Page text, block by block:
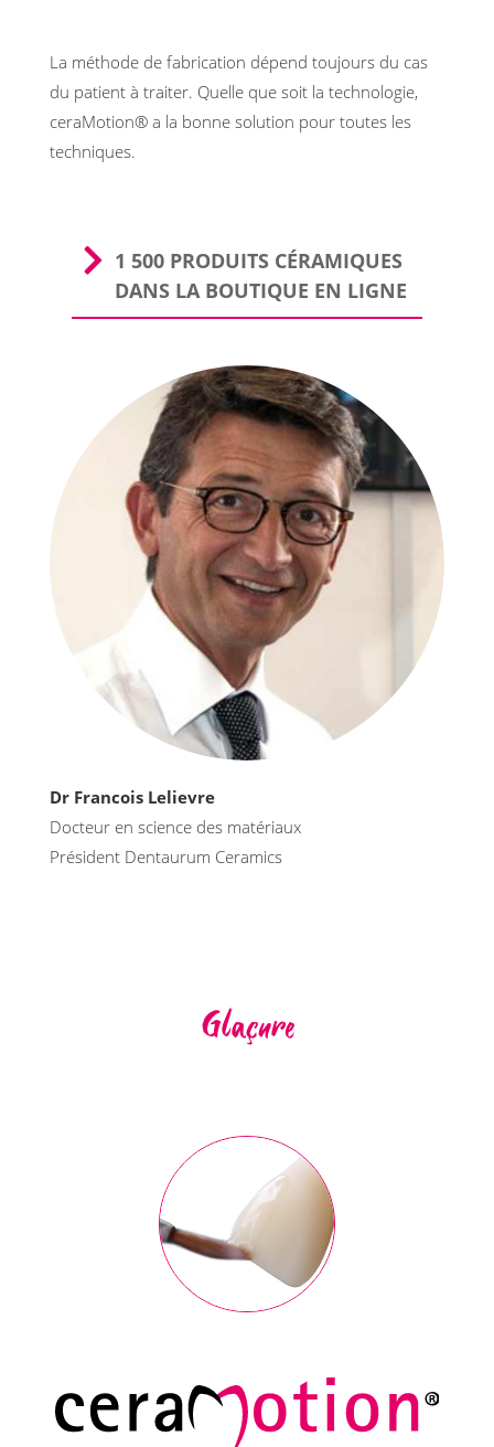
La méthode de fabrication dépend toujours du cas
du patient à traiter. Quelle que soit la technologie,
ceraMotion® a la bonne solution pour toutes les
techniques.
1 500 PRODUITS CÉRAMIQUES
DANS LA BOUTIQUE EN LIGNE
Dr Francois Lelievre
Docteur en science des matériaux
Président Dentaurum Ceramics
Glaçure